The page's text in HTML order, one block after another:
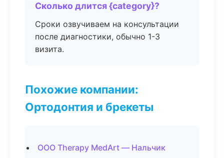
Сколько длится {category}?
Сроки озвучиваем на консультации
после диагностики, обычно 1-3
визита.
Похожие компании:
Ортодонтия и брекеты
ООО Therapy MedArt — Нальчик